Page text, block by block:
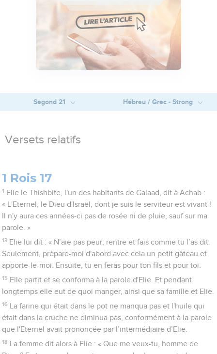
Segond 21 Hébreu / Grec - Strong
Versets relatifs
1 Rois 17
1 Elie le Thishbite, l'un des habitants de Galaad, dit à Achab :
« L'Eternel, le Dieu d'Israël, dont je suis le serviteur est vivant !
Il n'y aura ces années-ci pas de rosée ni de pluie, sauf sur ma
parole. »
13 Elie lui dit : « N’aie pas peur, rentre et fais comme tu l’as dit.
Seulement, prépare-moi d'abord avec cela un petit gâteau et
apporte-le-moi. Ensuite, tu en feras pour ton fils et pour toi.
15 Elle partit et se conforma à la parole d'Elie. Et pendant
longtemps elle eut de quoi manger, ainsi que sa famille et Elie.
16
La farine qui était dans le pot ne manqua pas et l'huile qui
était dans la cruche ne diminua pas, conformément à la parole
que l'Eternel avait prononcée par l’intermédiaire d’Elie.
18
La femme dit alors à Elie : « Que me veux-tu, homme de